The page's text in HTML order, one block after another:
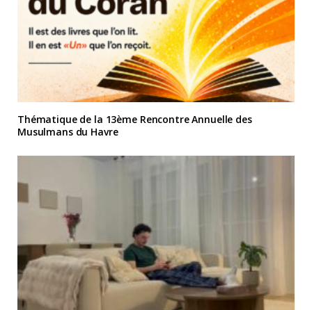
Thématique de la 13ème Rencontre Annuelle des
Musulmans du Havre